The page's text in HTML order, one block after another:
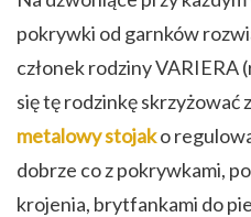
pokrywki od garnków
członek rodziny VARIERA
się tę rodzinkę skrzyżować z
metalowy stojako
dobrze co z pokrywkami,
krojenia, brytfankami do